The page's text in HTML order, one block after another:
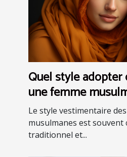
Quel style adopter
une femme
Le style vestimentaire
musulmanes est souvent
traditionnel et...